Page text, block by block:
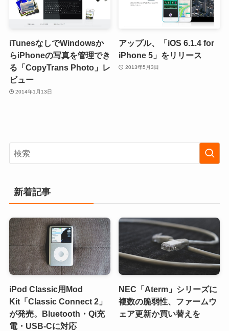
iTunesなしでWindowsか
らiPhoneの写真を管理でき
る「CopyTrans Photo」レ
ビュー
2014年1月13日
アップル、「iOS 6.1.4 for
iPhone 5」をリリース
2013年5月3日
新着記事
iPod Classic用Mod
Kit「Classic Connect 2」
が発売。Bluetooth・Qi充
電・USB-Cに対応
NEC「Aterm」シリーズに
複数の脆弱性、ファームウ
ェア更新か買い替えを